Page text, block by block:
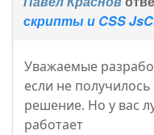
скрипты и CSS
Уважаемые
если не
решение. Но у вас
работает